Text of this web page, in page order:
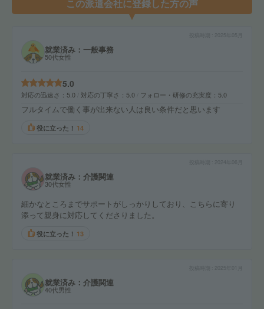
この派遣会社に登録した方の声
2025年05月
就業済み：一般事務
50代女性
5.0
対応の迅速さ 5.0 対応の丁寧さ 5.0 フォロー・研修の充実度 5.0
フルタイムで働く事が出来ない人は良い条件だと思います
役に立った！ 14
2024年06月
就業済み：介護関連
30代女性
細かなところまでサポートがしっかりしており、こちらに寄り
添って親身に対応してくださりました。
役に立った！ 13
2025年01月
就業済み：介護関連
40代男性